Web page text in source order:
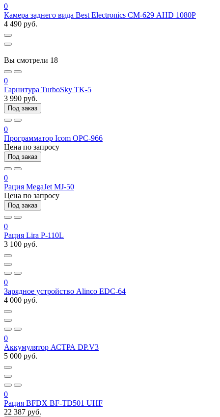
0
Камера заднего вида Best Electronics СМ-629 AHD 1080P
4 490 руб.
Вы смотрели 18
0
Гарнитура TurboSky TK-5
3 990 руб.
Под заказ
0
Программатор Icom OPC-966
Цена по запросу
Под заказ
0
Рация MegaJet MJ-50
Цена по запросу
Под заказ
0
Рация Lira P-110L
3 100 руб.
0
Зарядное устройство Alinco EDC-64
4 000 руб.
0
Аккумулятор АСТРА DP.V3
5 000 руб.
0
Рация BFDX BF-TD501 UHF
22 387 руб.